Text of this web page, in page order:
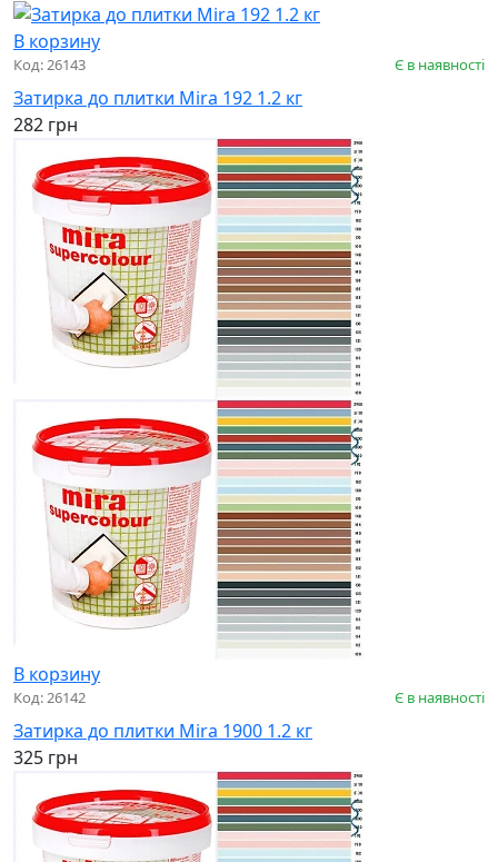
В корзину
Код: 26143 Є в наявності
Затирка до плитки Mira 192 1.2 кг
282 грн
В корзину
Код: 26142 Є в наявності
Затирка до плитки Mira 1900 1.2 кг
325 грн